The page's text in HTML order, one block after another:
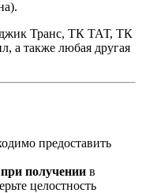
Транс, ТК ТАТ, ТК
а также любая другая
предоставить
получении в
целостность